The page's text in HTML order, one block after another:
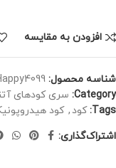
افزودن به مقایسه
شناسه محصول:
Category: سری کودهای
Tags: کود , کود
اشتراک‌گذاری: